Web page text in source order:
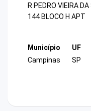
R PEDRO VIEIRA DA
144 BLOCO H APT
Município
Campinas
UF
SP